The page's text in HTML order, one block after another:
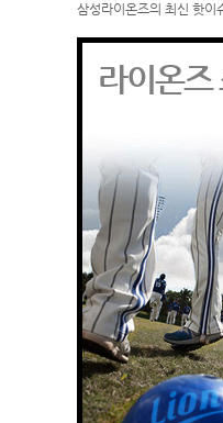
삼성라이온즈의 최신 핫이
라이온즈